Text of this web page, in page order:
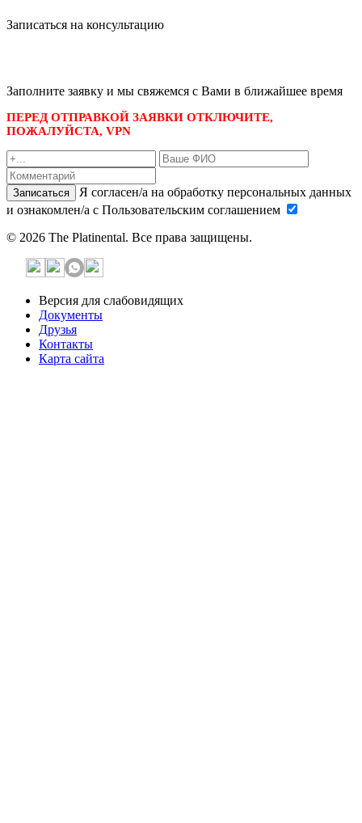
Записаться на консультацию
Заполните заявку и мы свяжемся с Вами в ближайшее время
ПЕРЕД ОТПРАВКОЙ ЗАЯВКИ ОТКЛЮЧИТЕ,
ПОЖАЛУЙСТА, VPN
Записаться
Я согласен/а на обработку персональных данных
и ознакомлен/а с Пользовательским соглашением
© 2026 The Platinental. Все права защищены.
Версия для слабовидящих
Документы
Друзья
Контакты
Карта сайта